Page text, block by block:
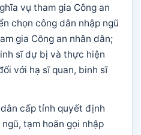
vụ tham gia Công an
chọn công dân nhập ngũ
gia Công an nhân dân;
sĩ dự bị và thực hiện
với hạ sĩ quan, binh sĩ
cấp tỉnh quyết định
tạm hoãn gọi nhập